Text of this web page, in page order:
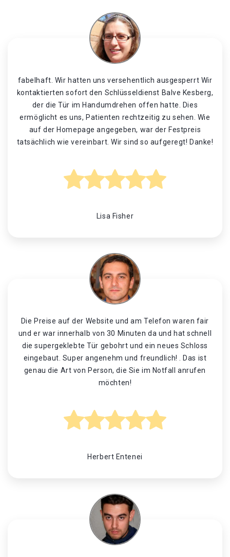
fabelhaft. Wir hatten uns versehentlich ausgesperrt Wir
kontaktierten sofort den Schlüsseldienst Balve Kesberg,
der die Tür im Handumdrehen offen hatte. Dies
ermöglicht es uns, Patienten rechtzeitig zu sehen. Wie
auf der Homepage angegeben, war der Festpreis
tatsächlich wie vereinbart. Wir sind so aufgeregt! Danke!
Lisa Fisher
Die Preise auf der Website und am Telefon waren fair
und er war innerhalb von 30 Minuten da und hat schnell
die supergeklebte Tür gebohrt und ein neues Schloss
eingebaut. Super angenehm und freundlich! . Das ist
genau die Art von Person, die Sie im Notfall anrufen
möchten!
Herbert Entenei